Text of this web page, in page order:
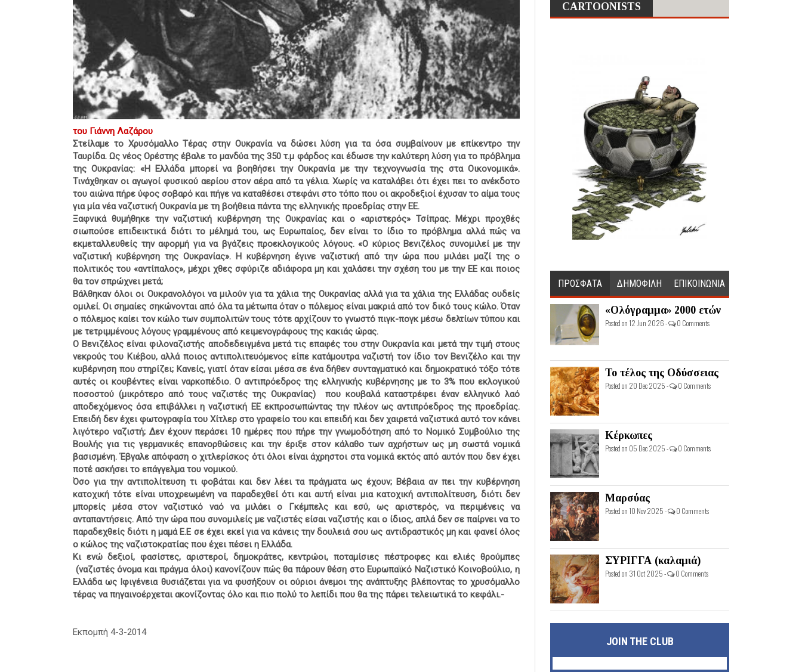
του Γιάννη Λαζάρου
Στείλαμε το Χρυσόμαλλο Τέρας στην Ουκρανία να δώσει λύση για τα όσα συμβαίνουν με επίκεντρο την
Ταυρίδα. Ως νέος Ορέστης έβαλε το μανδύα της 350 τ.μ φάρδος και έδωσε την καλύτερη λύση για το πρόβλημα
της Ουκρανίας: «Η Ελλάδα μπορεί να βοηθήσει την Ουκρανία με την τεχνογνωσία της στα Οικονομικά».
Τινάχθηκαν οι αγωγοί φυσικού αερίου στον αέρα από τα γέλια. Χωρίς να καταλάβει ότι έχει πει το ανέκδοτο
του αιώνα πήρε ύφος σοβαρό και πήγε να καταθέσει στεφάνι στο τόπο που οι ακροδεξιοί έχυσαν το αίμα τους
για μία νέα ναζιστική Ουκρανία με τη βοήθεια πάντα της ελληνικής προεδρίας στην ΕΕ.
Ξαφνικά θυμήθηκε την ναζιστική κυβέρνηση της Ουκρανίας και ο «αριστερός» Τσίπρας. Μέχρι προχθές
σιωπούσε επιδεικτικά διότι το μέλημά του, ως Ευρωπαίος, δεν είναι το ίδιο το πρόβλημα αλλά πώς να
εκμεταλλευθείς την αφορμή για να βγάζεις προεκλογικούς λόγους. «Ο κύριος Βενιζέλος συνομιλεί με την
ναζιστική κυβέρνηση της Ουκρανίας». Η κυβέρνηση έγινε ναζιστική από την ώρα που μιλάει μαζί της ο
πολιτικός του «αντίπαλος», μέχρι χθες σφύριζε αδιάφορα μη και χαλάσει την σχέση του με την ΕΕ και ποιος
θα τον σπρώχνει μετά;
Βάλθηκαν όλοι οι Ουκρανολόγοι να μιλούν για τα χάλια της Ουκρανίας αλλά για τα χάλια της Ελλάδας ουδείς
ομιλεί. Οι σημαίες σηκώνονται από όλα τα μέτωπα όταν ο πόλεμος είναι μακριά από τον δικό τους κώλο. Όταν
ο πόλεμος καίει τον κώλο των συμπολιτών τους τότε αρχίζουν το γνωστό πιγκ-πογκ μέσω δελτίων τύπου και
με τετριμμένους λόγους γραμμένους από κειμενογράφους της κακιάς ώρας.
Ο Βενιζέλος είναι φιλοναζιστής αποδεδειγμένα μετά τις επαφές του στην Ουκρανία και μετά την τιμή στους
νεκρούς του Κιέβου, αλλά ποιος αντιπολιτευόμενος είπε κατάμουτρα ναζιστή τον ίδιο τον Βενιζέλο και την
κυβέρνηση που στηρίζει; Κανείς, γιατί όταν είσαι μέσα σε ένα δήθεν συνταγματικό και δημοκρατικό τόξο τότε
αυτές οι κουβέντες είναι ναρκοπέδιο. Ο αντιπρόεδρος της ελληνικής κυβέρνησης με το 3% που εκλογικού
ποσοστού (μικρότερο από τους ναζιστές της Ουκρανίας)
που κουβαλά καταστρέφει έναν ελληνικό λαό
αποδεχόμενος όσα επιβάλλει η ναζιστική ΕΕ εκπροσωπώντας την πλέον ως αντιπρόεδρος της προεδρίας.
Επειδή δεν έχει φωτογραφία του Χίτλερ στο γραφείο του και επειδή και δεν χαιρετά ναζιστικά αυτό τον κάνει
λιγότερο ναζιστή; Δεν έχουν περάσει 10 ημέρες που πήρε την γνωμοδότηση από το Νομικό Συμβούλιο της
Βουλής για τις γερμανικές επανορθώσεις και την έριξε στον κάλαθο των αχρήστων ως μη σωστά νομικά
βασισμένη. Έβγαλε απόφαση ο χιτλερίσκος ότι όλοι είναι άχρηστοι στα νομικά εκτός από αυτόν που δεν έχει
ποτέ ασκήσει το επάγγελμα του νομικού.
Όσο για την αντιπολίτευση τι φοβάται και δεν λέει τα πράγματα ως έχουν; Βέβαια αν πει την κυβέρνηση
κατοχική τότε είναι υποχρεωμένη να παραδεχθεί ότι και αυτή είναι μια κατοχική αντιπολίτευση, διότι δεν
μπορείς μέσα στον ναζιστικό ναό να μιλάει ο Γκέμπελς και εσύ, ως αριστερός, να περιμένεις να
ανταπαντήσεις. Από την ώρα που συνομιλείς με ναζιστές είσαι ναζιστής και ο ίδιος, απλά δεν σε παίρνει να το
παραδεχθείς διότι η μαμά Ε.Ε σε έχει εκεί για να κάνεις την δουλειά σου ως αντιδραστικός μη και φανεί όλος
ο κώλος της ναζιστοκρατίας που έχει πέσει η Ελλάδα.
Κι ενώ δεξιοί, φασίστες, αριστεροί, δημοκράτες, κεντρώοι, ποταμίσιες πέστροφες και ελιές θρούμπες
(ναζιστές όνομα και πράγμα όλοι) κανονίζουν πώς θα πάρουν θέση στο Ευρωπαϊκό Ναζιστικό Κοινοβούλιο, η
Ελλάδα ως Ιφιγένεια θυσιάζεται για να φυσήξουν οι ούριοι άνεμοι της ανάπτυξης βλέποντας το χρυσόμαλλο
τέρας να πηγαινοέρχεται ακονίζοντας όλο και πιο πολύ το λεπίδι που θα της πάρει τελειωτικά το κεφάλι.-
Εκπομπή 4-3-2014
CARTOONISTS
ΠΡΟΣΦΑΤΑ ΔΗΜΟΦΙΛΗ ΕΠΙΚΟΙΝΩΝΙΑ
«Ολόγραμμα» 2000 ετών
Posted on 12 Jun 2026 - 0 Comments
Το τέλος της Οδύσσειας
Posted on 20 Dec 2025 - 0 Comments
Κέρκωπες
Posted on 05 Dec 2025 - 0 Comments
Μαρσύας
Posted on 10 Nov 2025 - 0 Comments
ΣΥΡΙΓΓΑ (καλαμιά)
Posted on 31 Oct 2025 - 0 Comments
JOIN THE CLUB